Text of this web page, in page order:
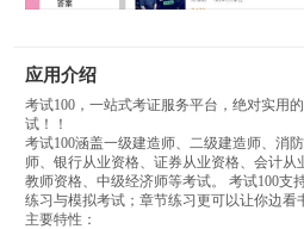
应用介绍
考试100，一站式考证服务平台，绝对实用
试！！
考试100涵盖一级建造师、二级建造师、消
师、银行从业资格、证券从业资格、会计从
教师资格、中级经济师等考试。 考试100支
练习与模拟考试；章节练习更可以让你边看
主要特性：